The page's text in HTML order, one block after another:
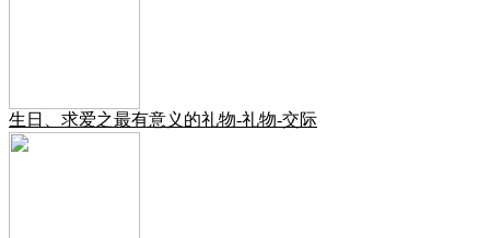
生日、求爱之最有意义的礼物-礼物-交际